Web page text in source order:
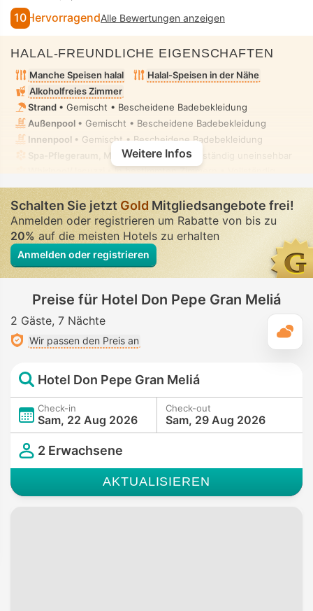
10 HervorragendAlle Bewertungen anzeigen
HALAL-FREUNDLICHE EIGENSCHAFTEN
Manche Speisen halal
Halal-Speisen in der Nähe
Alkoholfreies Zimmer
Strand • Gemischt • Bescheidene Badebekleidung
Außenpool • Gemischt • Bescheidene Badebekleidung
Innenpool • Gemischt • Bescheidene Badebekleidung
Spa-Pflegeraum, Massage• Privat • Vollständig uneinsehbar
Freistehendes Bidet • In allen Zimmern
Weitere Infos
Schalten Sie jetztGold Mitgliedsangebote frei!
Anmelden oder registrieren um Rabatte von bis zu
20%auf die meisten Hotels zu erhalten
Anmelden oder registrieren
Preise für Hotel Don Pepe Gran Meliá
2 Gäste 7 Nächte
Wir passen den Preis an
Hotel Don Pepe Gran Meliá
Check-in
Sam, 22 Aug 2026
Check-out
Sam, 29 Aug 2026
2 Erwachsene
AKTUALISIEREN